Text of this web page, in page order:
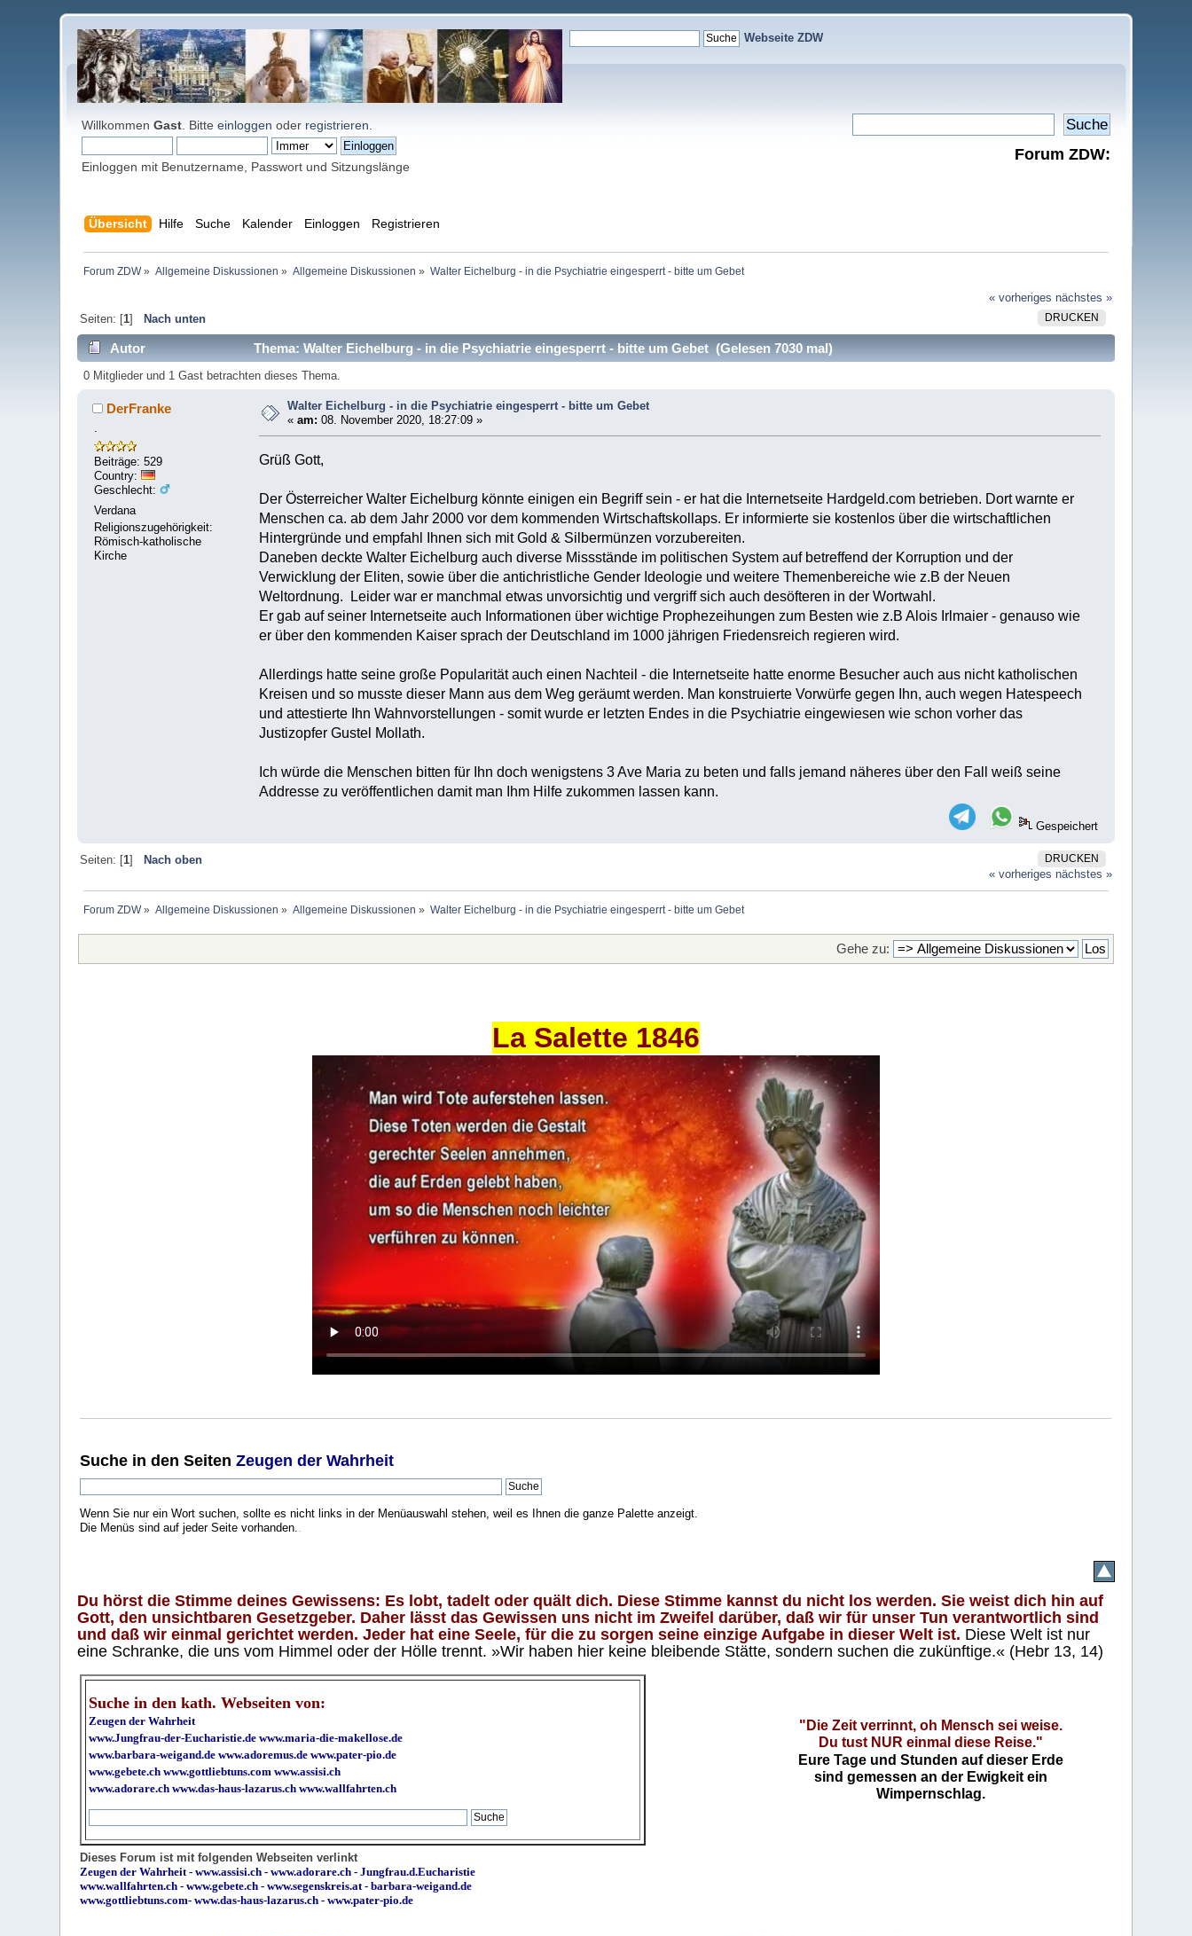
Webseite ZDW
WillkommenGast . Bitteeinloggen oder registrieren
Einloggen mit Benutzername, Passwort und Sitzungslänge
Forum ZDW:
Übersicht Hilfe Suche Kalender Einloggen Registrieren
Forum ZDW» Allgemeine Diskussionen » Allgemeine Diskussionen » Walter Eichelburg - in die Psychiatrie eingesperrt - bitte um Gebet
« vorheriges nächstes »
DRUCKEN
Seiten: [1] Nach unten
Autor Thema: Walter Eichelburg - in die Psychiatrie eingesperrt - bitte um Gebet (Gelesen 7030 mal)
0 Mitglieder und 1 Gast betrachten dieses Thema.
DerFranke
Beiträge: 529
Country:
Geschlecht:
Verdana
Religionszugehörigkeit:
Römisch-katholische
Kirche
Walter Eichelburg - in die Psychiatrie eingesperrt - bitte um Gebet
«am: 08. November 2020, 18:27:09 »
Grüß Gott,
Der Österreicher Walter Eichelburg könnte einigen ein Begriff sein - er hat die Internetseite Hardgeld.com betrieben. Dort warnte er
Menschen ca. ab dem Jahr 2000 vor dem kommenden Wirtschaftskollaps. Er informierte sie kostenlos über die wirtschaftlichen
Hintergründe und empfahl Ihnen sich mit Gold & Silbermünzen vorzubereiten.
Daneben deckte Walter Eichelburg auch diverse Missstände im politischen System auf betreffend der Korruption und der
Verwicklung der Eliten, sowie über die antichristliche Gender Ideologie und weitere Themenbereiche wie z.B der Neuen
Weltordnung. Leider war er manchmal etwas unvorsichtig und vergriff sich auch desöfteren in der Wortwahl.
Er gab auf seiner Internetseite auch Informationen über wichtige Prophezeihungen zum Besten wie z.B Alois Irlmaier - genauso wie
er über den kommenden Kaiser sprach der Deutschland im 1000 jährigen Friedensreich regieren wird.
Allerdings hatte seine große Popularität auch einen Nachteil - die Internetseite hatte enorme Besucher auch aus nicht katholischen
Kreisen und so musste dieser Mann aus dem Weg geräumt werden. Man konstruierte Vorwürfe gegen Ihn, auch wegen Hatespeech
und attestierte Ihn Wahnvorstellungen - somit wurde er letzten Endes in die Psychiatrie eingewiesen wie schon vorher das
Justizopfer Gustel Mollath.
Ich würde die Menschen bitten für Ihn doch wenigstens 3 Ave Maria zu beten und falls jemand näheres über den Fall weiß seine
Addresse zu veröffentlichen damit man Ihm Hilfe zukommen lassen kann.
Gespeichert
DRUCKEN
Seiten: [1]
Nach oben
« vorheriges nächstes »
Forum ZDW» Allgemeine Diskussionen » Allgemeine Diskussionen » Walter Eichelburg - in die Psychiatrie eingesperrt - bitte um Gebet
Gehe zu:
La Salette 1846
Suche in den SeitenZeugen der Wahrheit
Wenn Sie nur ein Wort suchen, sollte es nicht links in der Menüauswahl stehen, weil es Ihnen die ganze Palette anzeigt.
Die Menüs sind auf jeder Seite vorhanden..
Du hörst die Stimme deines Gewissens: Es lobt, tadelt oder quält dich. Diese Stimme kannst du nicht los werden. Sie weist dich hin auf
Gott, den unsichtbaren Gesetzgeber. Daher lässt das Gewissen uns nicht im Zweifel darüber, daß wir für unser Tun verantwortlich sind
und daß wir einmal gerichtet werden. Jeder hat eine Seele, für die zu sorgen seine einzige Aufgabe in dieser Welt ist. Diese Welt ist nur
eine Schranke, die uns vom Himmel oder der Hölle trennt. »Wir haben hier keine bleibende Stätte, sondern suchen die zukünftige.« (Hebr 13, 14)
Suche in den kath. Webseiten von:
Zeugen der Wahrheit
www.Jungfrau-der-Eucharistie.de www.maria-die-makellose.de
www.barbara-weigand.de www.adoremus.de www.pater-pio.de
www.gebete.ch www.gottliebtuns.com www.assisi.ch
www.adorare.ch www.das-haus-lazarus.ch www.wallfahrten.ch
"Die Zeit verrinnt, oh Mensch sei weise.
Du tust NUR einmal diese Reise."
Eure Tage und Stunden auf dieser Erde
sind gemessen an der Ewigkeit ein
Wimpernschlag.
Dieses Forum ist mit folgenden Webseiten verlinkt
Zeugen der Wahrheit-www.assisi.ch -www.adorare.ch -Jungfrau.d.Eucharistie
www.wallfahrten.ch -www.gebete.ch -www.segenskreis.at-barbara-weigand.de
www.gottliebtuns.com-www.das-haus-lazarus.ch - www.pater-pio.de